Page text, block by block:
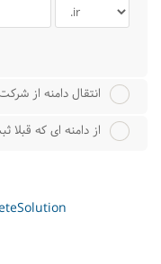
انتقال دامنه از
از دامنه ای که قبلا